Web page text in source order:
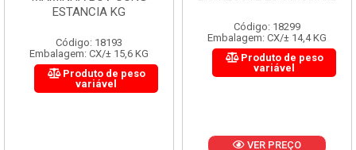
ESTANCIA KG
Código: 18193
Embalagem: CX/± 15,6 KG
Produto de peso
variável
Código: 18299
Embalagem: CX/± 14,4 KG
Produto de peso
variável
VER PREÇO